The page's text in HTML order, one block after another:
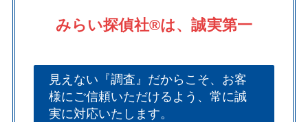
みらい探偵社®︎は、誠実第一
見えない『調査』だからこそ、お客
様にご信頼いただけるよう、常に誠
実に対応いたします。